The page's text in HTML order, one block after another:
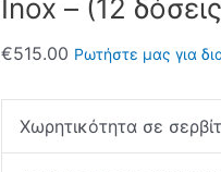
Inox – (12
€515.00 Ρωτήστε μας για
Χωρητικότητα σε